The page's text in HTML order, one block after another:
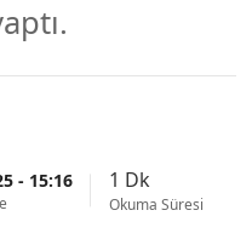
- 15:16 1 Dk
Okuma Süresi